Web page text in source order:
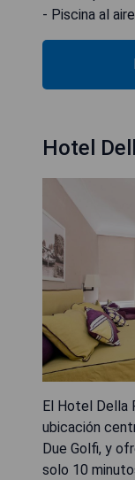
- Piscina al
Hotel
El Hotel Della
ubicación
Due Golfi, y
solo 10